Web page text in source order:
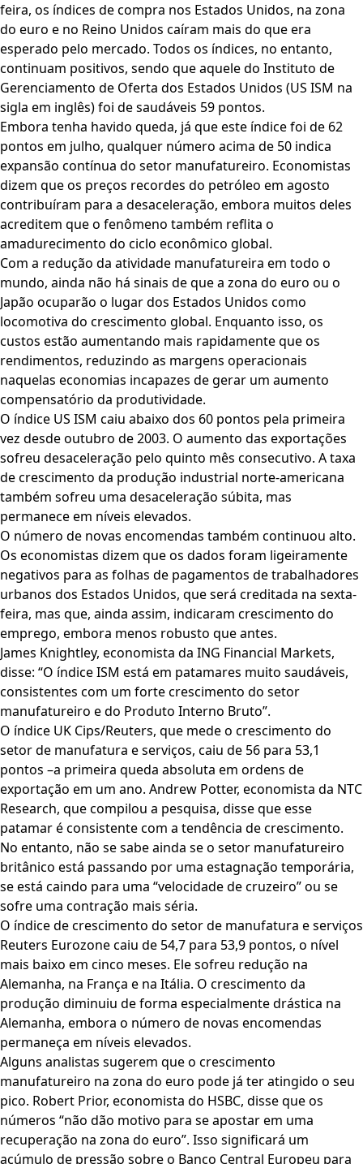
feira, os índices de compra nos Estados Unidos, na zona
do euro e no Reino Unidos caíram mais do que era
esperado pelo mercado. Todos os índices, no entanto,
continuam positivos, sendo que aquele do Instituto de
Gerenciamento de Oferta dos Estados Unidos (US ISM na
sigla em inglês) foi de saudáveis 59 pontos.
Embora tenha havido queda, já que este índice foi de 62
pontos em julho, qualquer número acima de 50 indica
expansão contínua do setor manufatureiro. Economistas
dizem que os preços recordes do petróleo em agosto
contribuíram para a desaceleração, embora muitos deles
acreditem que o fenômeno também reflita o
amadurecimento do ciclo econômico global.
Com a redução da atividade manufatureira em todo o
mundo, ainda não há sinais de que a zona do euro ou o
Japão ocuparão o lugar dos Estados Unidos como
locomotiva do crescimento global. Enquanto isso, os
custos estão aumentando mais rapidamente que os
rendimentos, reduzindo as margens operacionais
naquelas economias incapazes de gerar um aumento
compensatório da produtividade.
O índice US ISM caiu abaixo dos 60 pontos pela primeira
vez desde outubro de 2003. O aumento das exportações
sofreu desaceleração pelo quinto mês consecutivo. A taxa
de crescimento da produção industrial norte-americana
também sofreu uma desaceleração súbita, mas
permanece em níveis elevados.
O número de novas encomendas também continuou alto.
Os economistas dizem que os dados foram ligeiramente
negativos para as folhas de pagamentos de trabalhadores
urbanos dos Estados Unidos, que será creditada na sexta-
feira, mas que, ainda assim, indicaram crescimento do
emprego, embora menos robusto que antes.
James Knightley, economista da ING Financial Markets,
disse: “O índice ISM está em patamares muito saudáveis,
consistentes com um forte crescimento do setor
manufatureiro e do Produto Interno Bruto”.
O índice UK Cips/Reuters, que mede o crescimento do
setor de manufatura e serviços, caiu de 56 para 53,1
pontos –a primeira queda absoluta em ordens de
exportação em um ano. Andrew Potter, economista da NTC
Research, que compilou a pesquisa, disse que esse
patamar é consistente com a tendência de crescimento.
No entanto, não se sabe ainda se o setor manufatureiro
britânico está passando por uma estagnação temporária,
se está caindo para uma “velocidade de cruzeiro” ou se
sofre uma contração mais séria.
O índice de crescimento do setor de manufatura e serviços
Reuters Eurozone caiu de 54,7 para 53,9 pontos, o nível
mais baixo em cinco meses. Ele sofreu redução na
Alemanha, na França e na Itália. O crescimento da
produção diminuiu de forma especialmente drástica na
Alemanha, embora o número de novas encomendas
permaneça em níveis elevados.
Alguns analistas sugerem que o crescimento
manufatureiro na zona do euro pode já ter atingido o seu
pico. Robert Prior, economista do HSBC, disse que os
números “não dão motivo para se apostar em uma
recuperação na zona do euro”. Isso significará um
acúmulo de pressão sobre o Banco Central Europeu para